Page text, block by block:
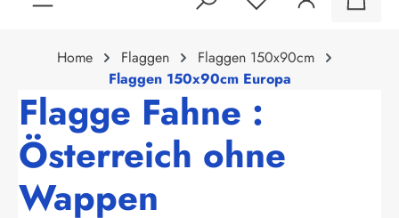
Home Flaggen
Flaggen 150x90cm
Flaggen 150x90cm Europa
Flagge Fahne :
Österreich ohne
Wappen